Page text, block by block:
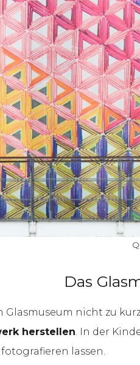
Das
Glasmuseum nicht zu
herstellen. In der
lassen.